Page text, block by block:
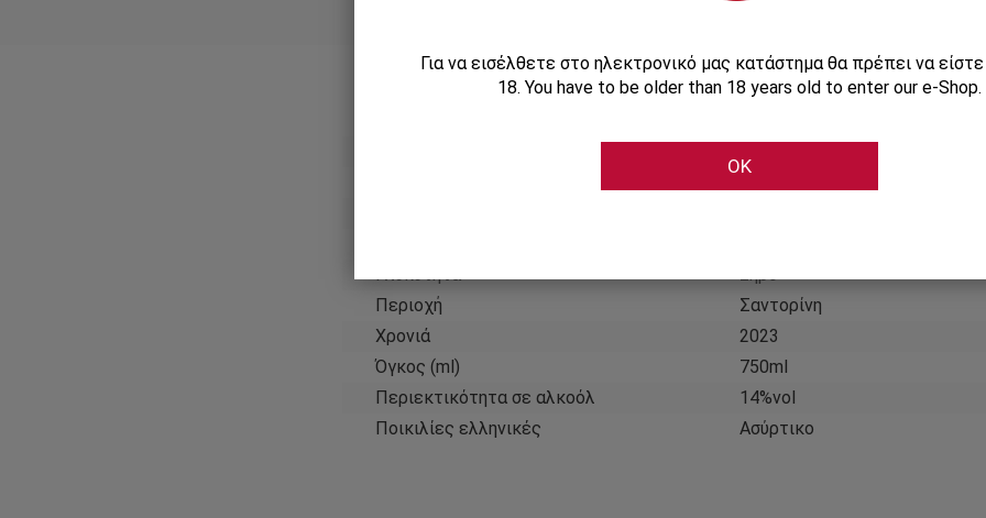
Χαρακτηριστικά Πληροφορίες
Γλυκύτητα
Ξηρό
Περιοχή
Σαντορίνη
Χρονιά
2023
Όγκος (ml)
750ml
Περιεκτικότητα σε αλκοόλ
14%vol
Ποικιλίες ελληνικές
Ασύρτικο
Για να εισέλθετε στο ηλεκτρονικό μας κατάστημα θα πρέπει να
18. You have to be older than 18 years old to enter our e-Shop.
OK